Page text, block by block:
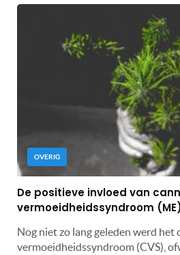
OVERIG
De positieve invloed van
vermoeidheidssyndroom
Nog niet zo lang geleden werd het
vermoeidheidssyndroom (CVS),